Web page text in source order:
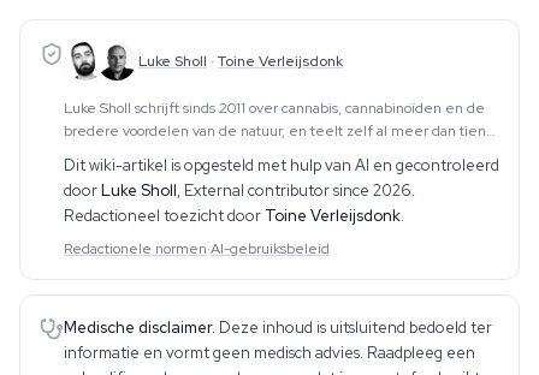
Luke Sholl · Toine Verleijsdonk
Luke Sholl schrijft sinds 2011 over cannabis, cannabinoïden en de
bredere voordelen van de natuur, en teelt zelf al meer dan tien
jaar cannabis in kweektenten thuis. Die praktische teeltervaring —
die de volledige cyclus
Dit wiki-artikel is opgesteld met hulp van AI en gecontroleerd
doorLuke Sholl, External contributor since 2026.
Redactioneel toezicht door Toine Verleijsdonk.
Redactionele normen·AI-gebruiksbeleid
Medische disclaimer. Deze inhoud is uitsluitend bedoeld ter
informatie en vormt geen medisch advies. Raadpleeg een